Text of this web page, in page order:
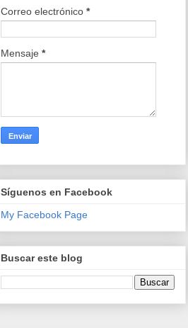
Correo electrónico *
Mensaje *
Síguenos en Facebook
My Facebook Page
Buscar este blog